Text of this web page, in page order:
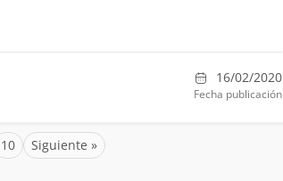
16/02/2020
Fecha publicación
10 Siguiente »